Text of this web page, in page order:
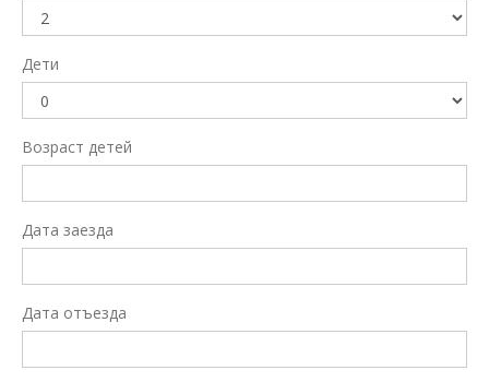
Дети
Возраст детей
Дата заезда
Дата отъезда